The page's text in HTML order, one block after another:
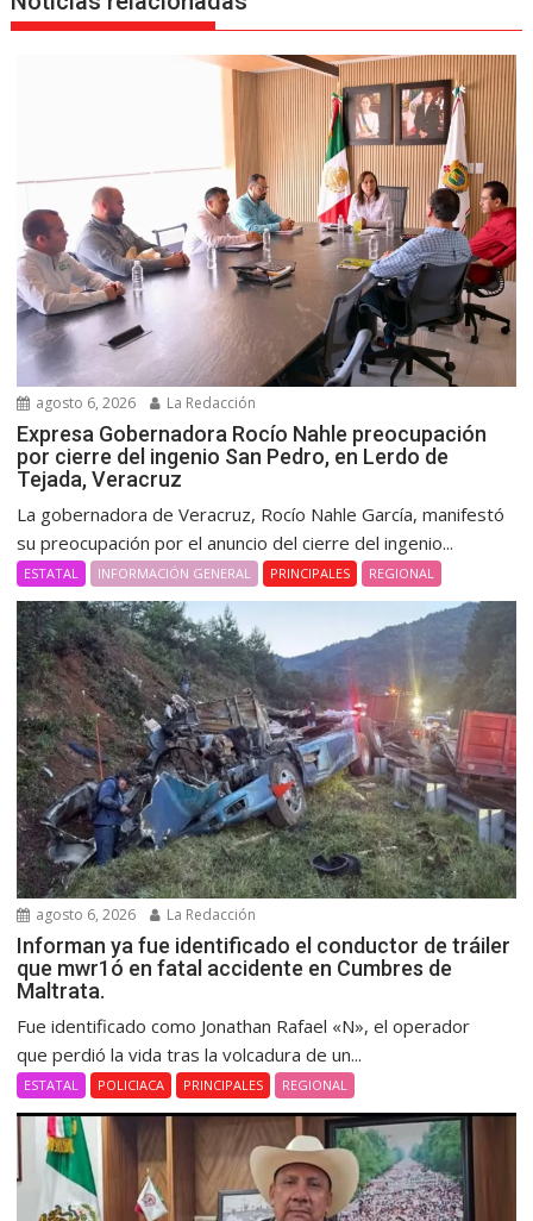
agosto 6, 2026 La Redacción
Expresa Gobernadora Rocío Nahle preocupación
por cierre del ingenio San Pedro, en Lerdo de
Tejada, Veracruz
La gobernadora de Veracruz, Rocío Nahle García, manifestó
su preocupación por el anuncio del cierre del ingenio...
ESTATAL INFORMACIÓN GENERAL PRINCIPALES REGIONAL
agosto 6, 2026 La Redacción
Informan ya fue identificado el conductor de tráiler
que mwr1ó en fatal accidente en Cumbres de
Maltrata.
Fue identificado como Jonathan Rafael «N», el operador
que perdió la vida tras la volcadura de un...
ESTATAL POLICIACA PRINCIPALES REGIONAL